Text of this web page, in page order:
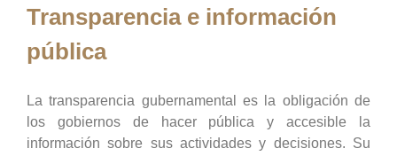
Transparencia e información
pública
La transparencia gubernamental es la obligación de
los gobiernos de hacer pública y accesible la
información sobre sus actividades y decisiones. Su